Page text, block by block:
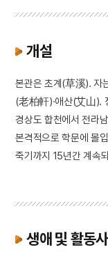
개설
본관은 초계(草溪). 자
(老柏軒)·애산(艾山).
경상도 합천에서 전라
본격적으로 학문에 몰
죽기까지 15년간 계속
생애 및 활동